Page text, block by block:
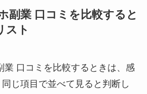
副業 口コミを比較すると
スト
業 口コミを比較するときは、感
じ項目で並べて見ると判断し